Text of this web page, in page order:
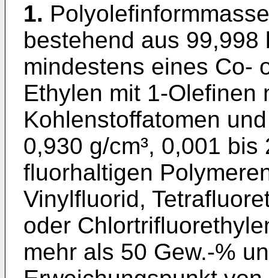
1.
bestehend aus 99,998
mindestens eines Co-
Ethylen mit 1-Olefinen
Kohlenstoffatomen
0,930 g/cm³, 0,001
fluorhaltigen
Vinylfluorid,
oder
mehr als 50 Gew.-%